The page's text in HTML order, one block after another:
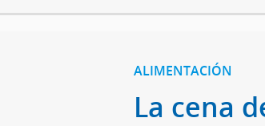
ALIMENTACIÓN
La cena